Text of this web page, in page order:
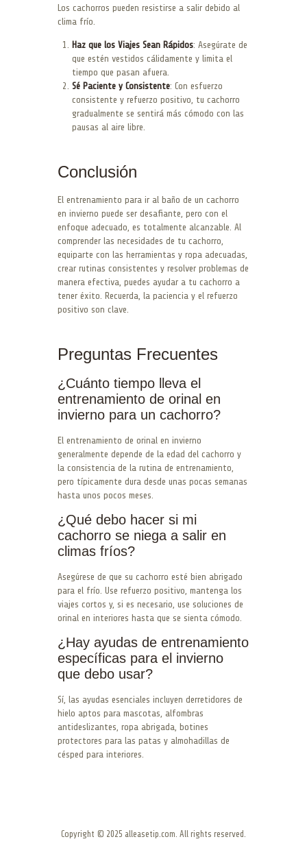
Los cachorros pueden resistirse a salir debido al
clima frío.
Haz que los Viajes Sean Rápidos: Asegúrate de
que estén vestidos cálidamente y limita el
tiempo que pasan afuera.
Sé Paciente y Consistente: Con esfuerzo
consistente y refuerzo positivo, tu cachorro
gradualmente se sentirá más cómodo con las
pausas al aire libre.
Conclusión
El entrenamiento para ir al baño de un cachorro
en invierno puede ser desafiante, pero con el
enfoque adecuado, es totalmente alcanzable. Al
comprender las necesidades de tu cachorro,
equiparte con las herramientas y ropa adecuadas,
crear rutinas consistentes y resolver problemas de
manera efectiva, puedes ayudar a tu cachorro a
tener éxito. Recuerda, la paciencia y el refuerzo
positivo son clave.
Preguntas Frecuentes
¿Cuánto tiempo lleva el
entrenamiento de orinal en
invierno para un cachorro?
El entrenamiento de orinal en invierno
generalmente depende de la edad del cachorro y
la consistencia de la rutina de entrenamiento,
pero típicamente dura desde unas pocas semanas
hasta unos pocos meses.
¿Qué debo hacer si mi
cachorro se niega a salir en
climas fríos?
Asegúrese de que su cachorro esté bien abrigado
para el frío. Use refuerzo positivo, mantenga los
viajes cortos y, si es necesario, use soluciones de
orinal en interiores hasta que se sienta cómodo.
¿Hay ayudas de entrenamiento
específicas para el invierno
que debo usar?
Sí, las ayudas esenciales incluyen derretidores de
hielo aptos para mascotas, alfombras
antideslizantes, ropa abrigada, botines
protectores para las patas y almohadillas de
césped para interiores.
Copyright © 2025 alleasetip.com. All rights reserved.